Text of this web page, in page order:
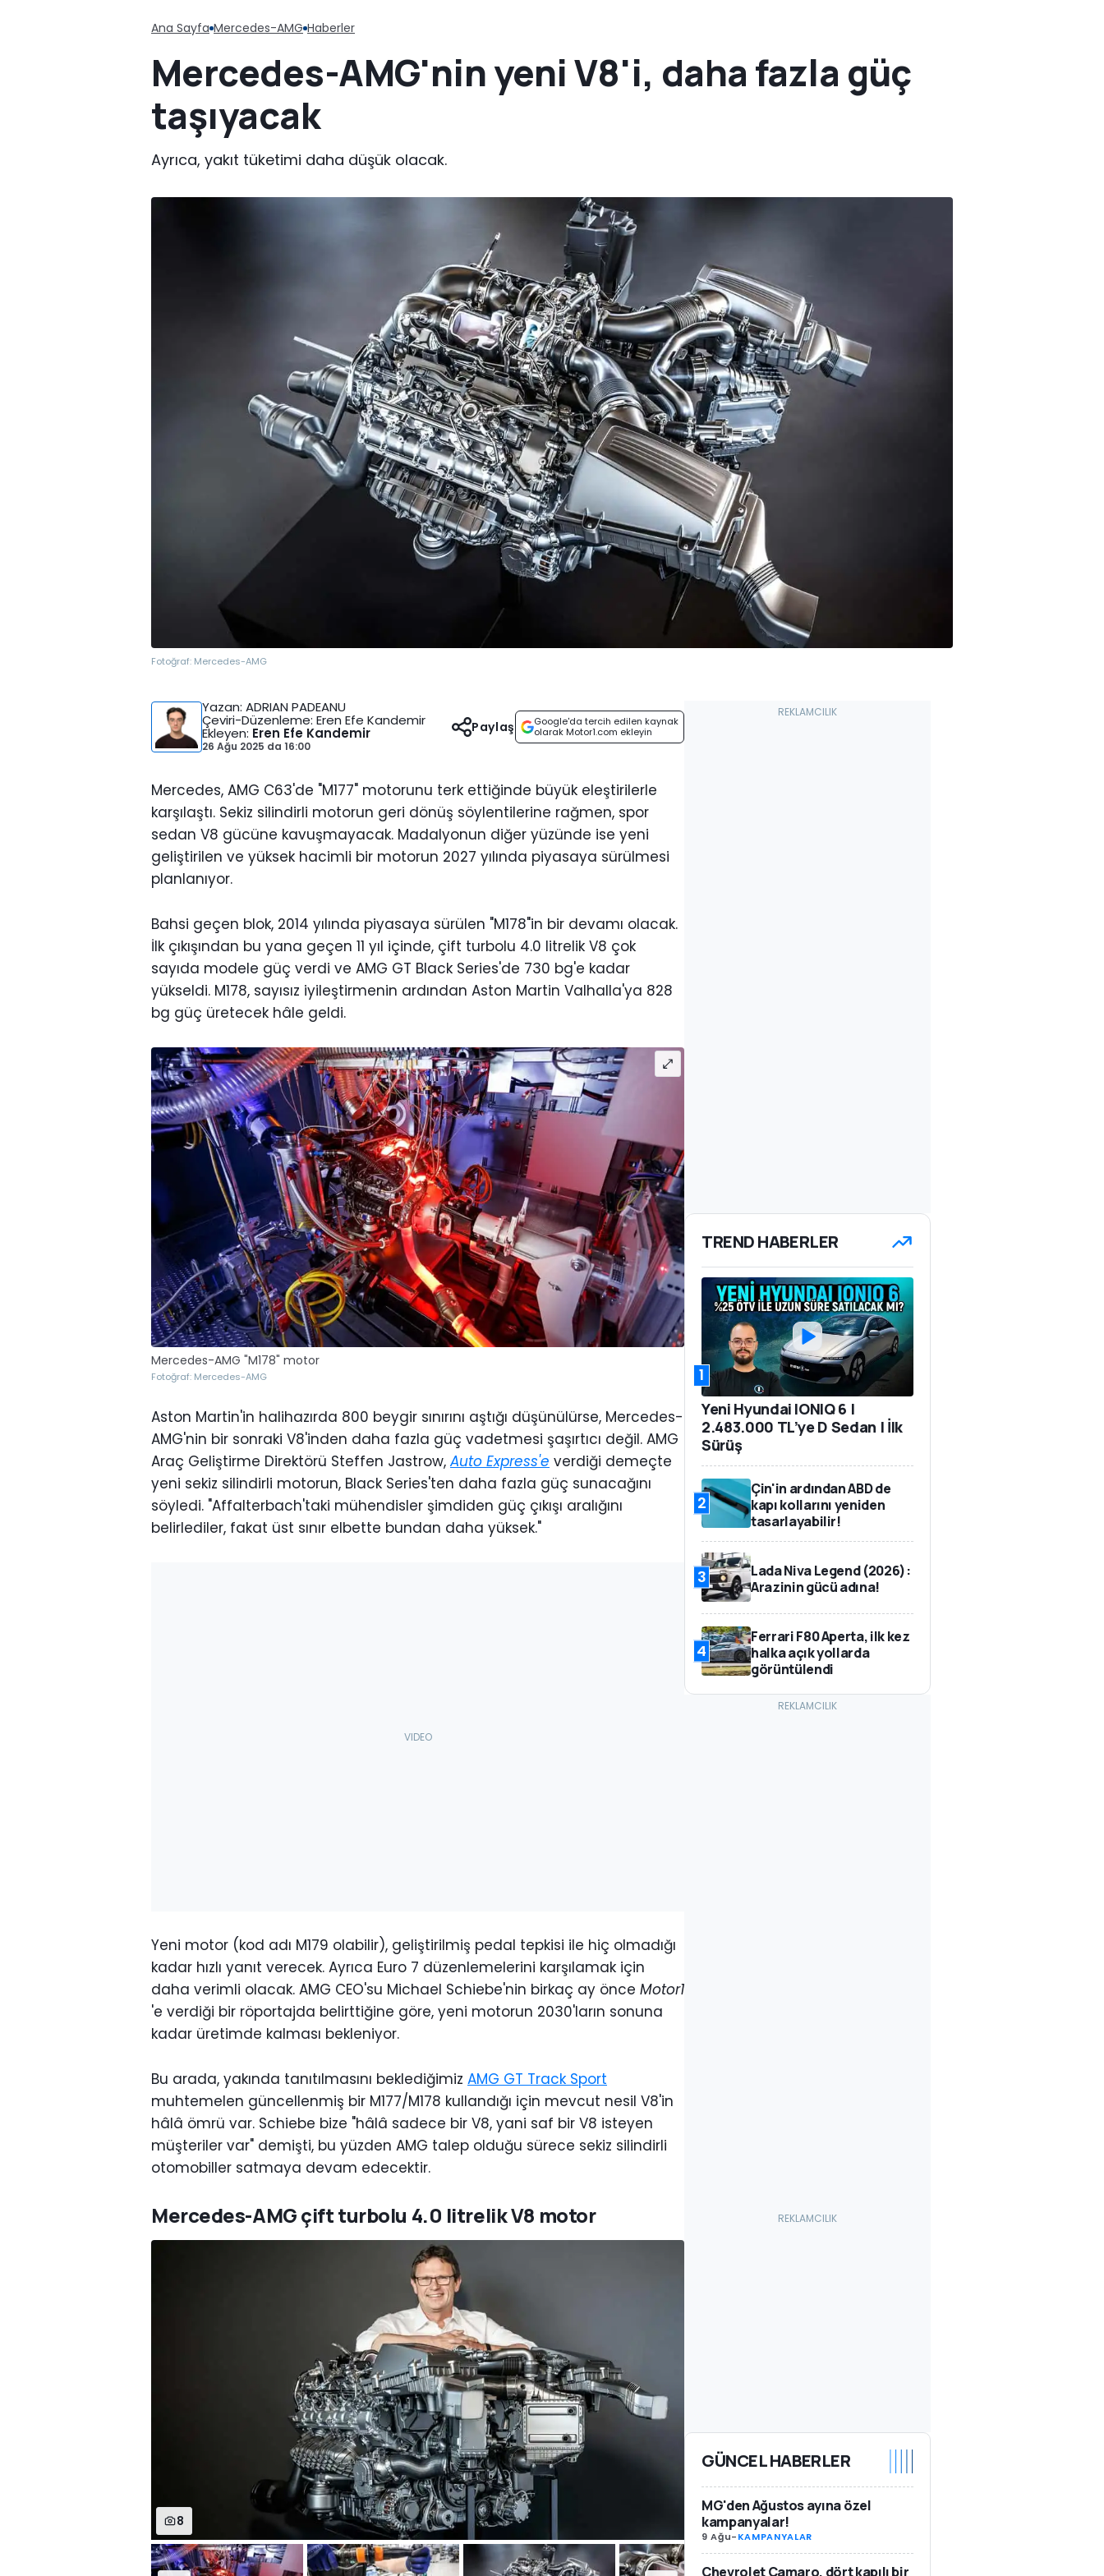
Ana Sayfa Mercedes-AMG Haberler
Mercedes-AMG'nin yeni V8'i, daha fazla güç
taşıyacak
Ayrıca, yakıt tüketimi daha düşük olacak.
Fotoğraf: Mercedes-AMG
Yazan: ADRIAN PADEANU
Çeviri-Düzenleme: Eren Efe Kandemir
Ekleyen: Eren Efe Kandemir
26 Ağu 2025 da 16:00
Google'da tercih edilen kaynak
olarak Motor1.com ekleyin
Paylaş
Mercedes, AMG C63'de "M177" motorunu terk ettiğinde büyük eleştirilerle
karşılaştı. Sekiz silindirli motorun geri dönüş söylentilerine rağmen, spor
sedan V8 gücüne kavuşmayacak. Madalyonun diğer yüzünde ise yeni
geliştirilen ve yüksek hacimli bir motorun 2027 yılında piyasaya sürülmesi
planlanıyor.
Bahsi geçen blok, 2014 yılında piyasaya sürülen "M178"in bir devamı olacak.
İlk çıkışından bu yana geçen 11 yıl içinde, çift turbolu 4.0 litrelik V8 çok
sayıda modele güç verdi ve AMG GT Black Series'de 730 bg'e kadar
yükseldi. M178, sayısız iyileştirmenin ardından Aston Martin Valhalla'ya 828
bg güç üretecek hâle geldi.
Mercedes-AMG "M178" motor
Fotoğraf: Mercedes-AMG
Aston Martin'in halihazırda 800 beygir sınırını aştığı düşünülürse, Mercedes-
AMG'nin bir sonraki V8'inden daha fazla güç vadetmesi şaşırtıcı değil. AMG
Araç Geliştirme Direktörü Steffen Jastrow,Auto Express'e verdiği demeçte
yeni sekiz silindirli motorun, Black Series'ten daha fazla güç sunacağını
söyledi. "Affalterbach'taki mühendisler şimdiden güç çıkışı aralığını
belirlediler, fakat üst sınır elbette bundan daha yüksek."
Yeni motor (kod adı M179 olabilir), geliştirilmiş pedal tepkisi ile hiç olmadığı
kadar hızlı yanıt verecek. Ayrıca Euro 7 düzenlemelerini karşılamak için
daha verimli olacak. AMG CEO'su Michael Schiebe'nin birkaç ay önce Motor1
'e verdiği bir röportajda belirttiğine göre, yeni motorun 2030'ların sonuna
kadar üretimde kalması bekleniyor.
Bu arada, yakında tanıtılmasını beklediğimiz AMG GT Track Sport
muhtemelen güncellenmiş bir M177/M178 kullandığı için mevcut nesil V8'in
hâlâ ömrü var. Schiebe bize "hâlâ sadece bir V8, yani saf bir V8 isteyen
müşteriler var" demişti, bu yüzden AMG talep olduğu sürece sekiz silindirli
otomobiller satmaya devam edecektir.
Mercedes-AMG çift turbolu 4.0 litrelik V8 motor
8
TREND HABERLER
1
Yeni Hyundai IONIQ 6 |
2.483.000 TL’ye D Sedan | İlk
Sürüş
2
Çin'in ardından ABD de
kapı kollarını yeniden
tasarlayabilir!
3
Lada Niva Legend (2026):
Arazinin gücü adına!
4
Ferrari F80 Aperta, ilk kez
halka açık yollarda
görüntülendi
GÜNCEL HABERLER
MG'den Ağustos ayına özel
kampanyalar!
9 Ağu-KAMPANYALAR
Chevrolet Camaro, dört kapılı bir